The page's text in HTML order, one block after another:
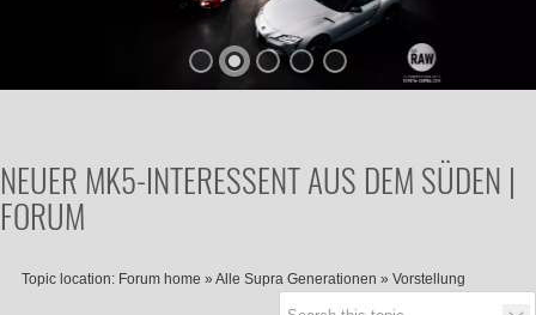
NEUER MK5-INTERESSENT AUS DEM SÜDEN |
FORUM
Topic location: Forum home » Alle Supra Generationen » Vorstellung